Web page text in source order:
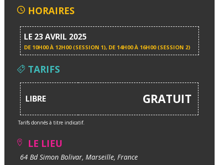
HORAIRES
LE 23 AVRIL 2025
DE 10H00 À 12H00(SESSION 1), DE 14H00 À 16H00(SESSION 2)
TARIFS
LIBRE GRATUIT
Tarifs donnés à titre indicatif.
LE LIEU
64 Bd Simon Bolivar, Marseille, France